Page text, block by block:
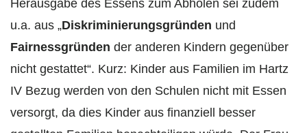
Herausgabe des Essens zum Abholen sei zudem
u.a. aus „Diskriminierungsgründen und
Fairnessgründen der anderen Kindern gegenüber
nicht gestattet“. Kurz: Kinder aus Familien im Hartz
IV Bezug werden von den Schulen nicht mit Essen
versorgt, da dies Kinder aus finanziell besser